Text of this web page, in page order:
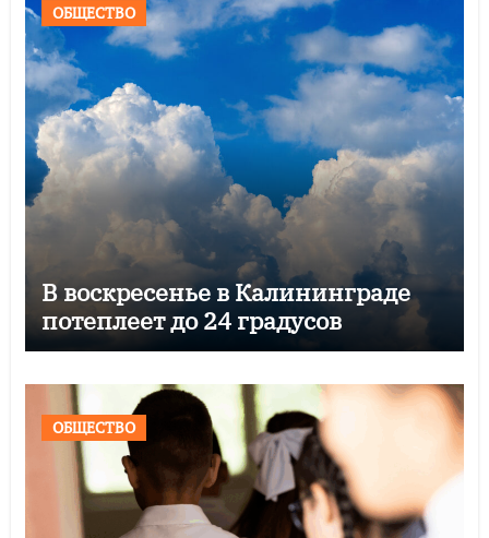
ОБЩЕСТВО
В воскресенье в Калининграде
потеплеет до 24 градусов
ОБЩЕСТВО